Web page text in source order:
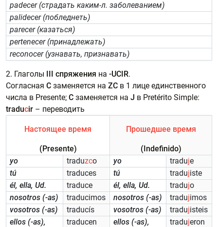
padecer (страдать каким-л. заболеванием)
palidecer (побледнеть)
parecer (казаться)
pertenecer (принадлежать)
reconocer (узнавать, признавать)
2. Глаголы III спряжения на -UCIR.
Согласная C заменяется на ZC в 1 лице единственного
числа в Presente; C заменяется на J в Pretérito Simple:
traducir – переводить
Настоящее время
(Presente)
Прошедшее время
(Indefinido)
yo
traduzco yo traduje
tú
traduces tú tradujiste
él, ella, Ud.
traduce él, ella, Ud. tradujo
nosotros (-as)
traducimos nosotros (-as) tradujimos
vosotros (-as)
traducís vosotros (-as) tradujisteis
ellos (-as),
traducen
ellos (-as),
tradujeron